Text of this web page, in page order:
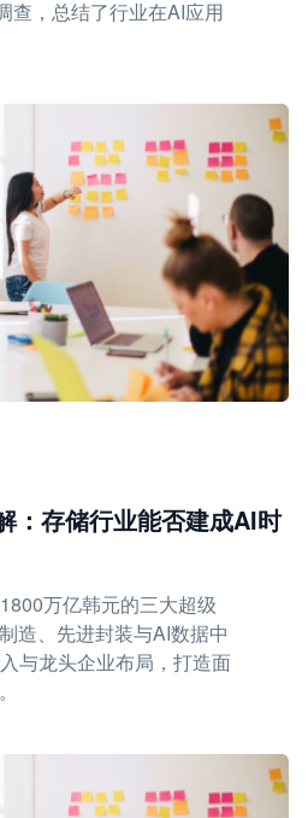
查，总结了行业在AI应用
：存储行业能否建成AI时
万亿韩元的三大超级
造、先进封装与AI数据中
与龙头企业布局，打造面